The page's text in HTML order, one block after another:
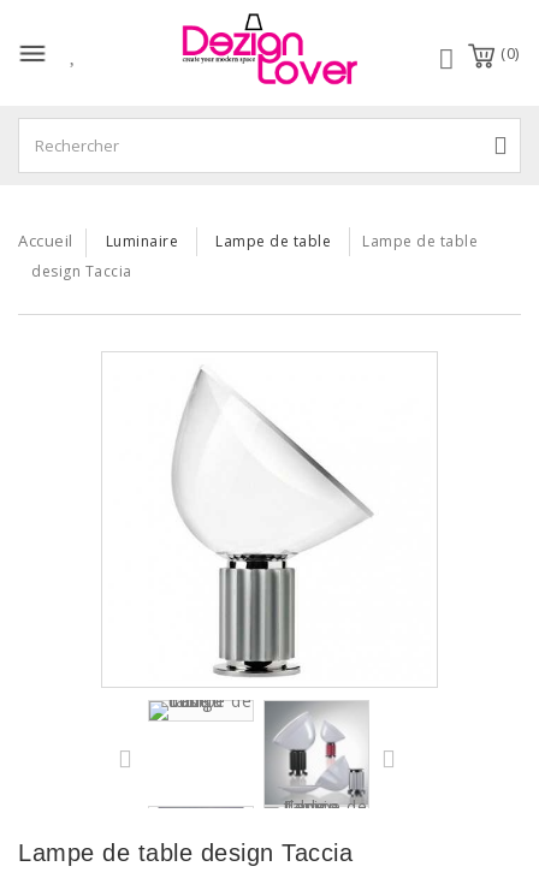
(0)
Accueil Luminaire Lampe de table
Lampe de table
design Taccia
Lampe de table design Taccia